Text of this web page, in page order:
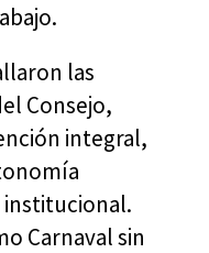
las
Consejo,
integral,
Carnaval sin